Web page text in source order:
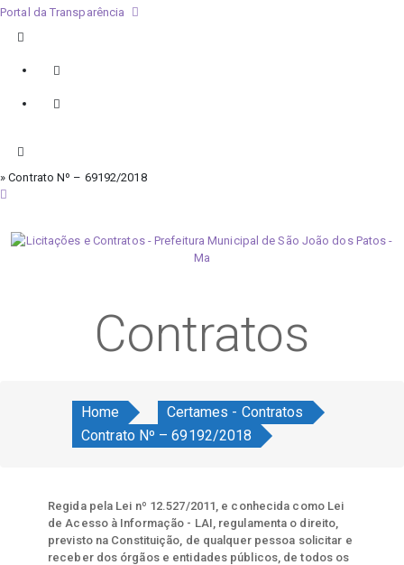
Portal da Transparência
» Contrato Nº – 69192/2018
Contratos
Home
Certames - Contratos
Contrato Nº – 69192/2018
Regida pela Lei nº 12.527/2011, e conhecida como Lei
de Acesso à Informação - LAI, regulamenta o direito,
previsto na Constituição, de qualquer pessoa solicitar e
receber dos órgãos e entidades públicos, de todos os